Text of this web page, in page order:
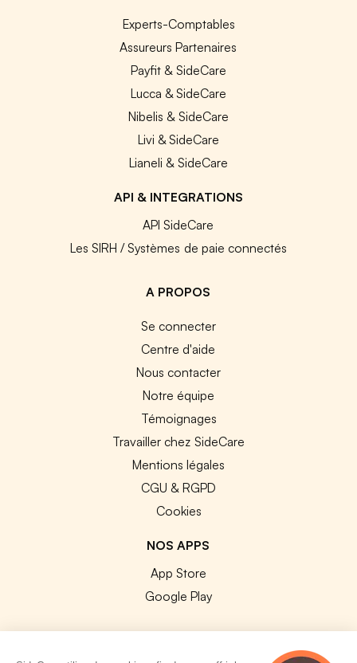
Experts-Comptables
Assureurs Partenaires
Payfit & SideCare
Lucca & SideCare
Nibelis & SideCare
Livi & SideCare
Lianeli & SideCare
API & INTEGRATIONS
API SideCare
Les SIRH / Systèmes de paie connectés
A PROPOS
Se connecter
Centre d'aide
Nous contacter
Notre équipe
Témoignages
Travailler chez SideCare
Mentions légales
CGU & RGPD
Cookies
NOS APPS
App Store
Google Play